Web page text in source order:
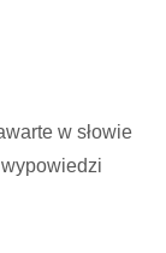
w słowie